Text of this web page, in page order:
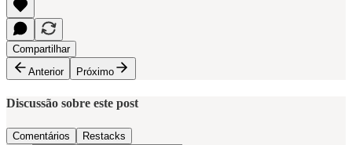
Compartilhar
Anterior
Próximo
Discussão sobre este post
Comentários Restacks